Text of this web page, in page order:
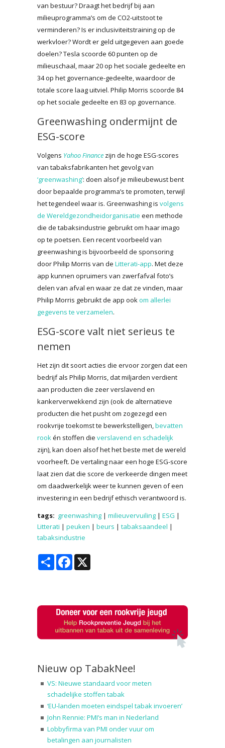
van bestuur? Draagt het bedrijf bij aan
milieuprogramma’s om de CO2-uitstoot te
verminderen? Is er inclusiviteitstraining op de
werkvloer? Wordt er geld uitgegeven aan goede
doelen? Tesla scoorde 60 punten op de
milieuschaal, maar 20 op het sociale gedeelte en
34 op het governance-gedeelte, waardoor de
totale score laag uitviel. Philip Morris scoorde 84
op het sociale gedeelte en 83 op governance.
Greenwashing ondermijnt de
ESG-score
Volgens Yahoo Finance zijn de hoge ESG-scores
van tabaksfabrikanten het gevolg van
‘greenwashing’: doen alsof je milieubewust bent
door bepaalde programma’s te promoten, terwijl
het tegendeel waar is. Greenwashing is volgens
de Wereldgezondheidorganisatie een methode
die de tabaksindustrie gebruikt om haar imago
op te poetsen. Een recent voorbeeld van
greenwashing is bijvoorbeeld de sponsoring
door Philip Morris van de Litterati-app. Met deze
app kunnen opruimers van zwerfafval foto’s
delen van afval en waar ze dat ze vinden, maar
Philip Morris gebruikt de app ookom allerlei
gegevens te verzamelen.
ESG-score valt niet serieus te
nemen
Het zijn dit soort acties die ervoor zorgen dat een
bedrijf als Philip Morris, dat miljarden verdient
aan producten die zeer verslavend en
kankerverwekkend zijn (ook de alternatieve
producten die het pusht om zogezegd een
rookvrije toekomst te bewerkstelligen,bevatten
rookén stoffen die verslavend en schadelijk
zijn), kan doen alsof het het beste met de wereld
voorheeft. De vertaling naar een hoge ESG-score
laat zien dat die score de verkeerde dingen meet
om daadwerkelijk weer te kunnen geven of een
investering in een bedrijf ethisch verantwoord is.
tags: greenwashing | milieuvervuiling | ESG |
Litterati | peuken | beurs | tabaksaandeel |
tabaksindustrie
Share Facebook
Nieuw op TabakNee!
VS: Nieuwe standaard voor meten
schadelijke stoffen tabak
‘EU-landen moeten eindspel tabak invoeren’
John Rennie: PMI’s man in Nederland
Lobbyfirma van PMI onder vuur om
betalingen aan journalisten